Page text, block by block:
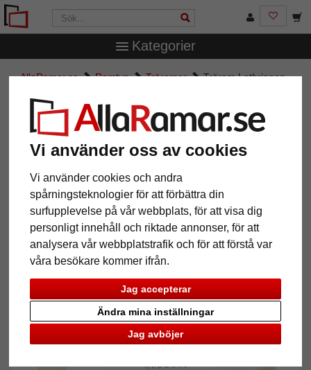
Vi använder oss av cookies
Vi använder cookies och andra
spårningsteknologier för att förbättra din
surfupplevelse på vår webbplats, för att visa dig
personligt innehåll och riktade annonser, för att
analysera vår webbplatstrafik och för att förstå var
våra besökare kommer ifrån.
Jag accepterar
Jag avböjer
Ändra mina inställningar
Kategorier
AllaRamar.se Ramtyp Träramar Träram Lothringen
Träram Lothringen
Tillbaka